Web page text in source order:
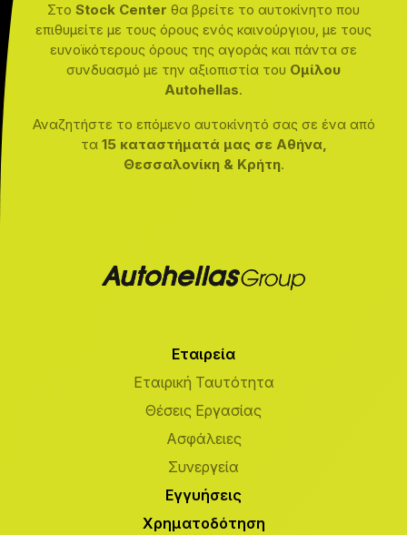
Στο Stock Center θα βρείτε το αυτοκίνητο που
επιθυμείτε με τους όρους ενός καινούργιου, με τους
ευνοϊκότερους όρους της αγοράς και πάντα σε
συνδυασμό με την αξιοπιστία του Ομίλου
Autohellas.
Αναζητήστε το επόμενο αυτοκίνητό σας σε ένα από
τα 15 καταστήματά μας σε Αθήνα,
Θεσσαλονίκη & Κρήτη.
Εταιρεία
Εταιρική Ταυτότητα
Θέσεις Εργασίας
Ασφάλειες
Συνεργεία
Εγγυήσεις
Χρηματοδότηση